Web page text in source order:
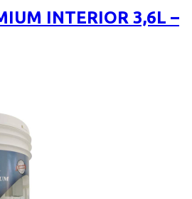
INTERIOR 3,6L –